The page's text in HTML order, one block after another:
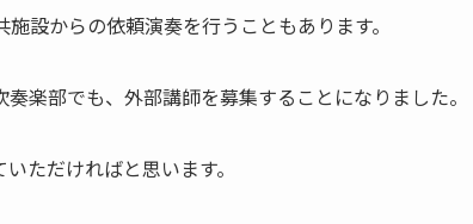
設からの依頼演奏を行うこともあります。
楽部でも、外部講師を募集することになりました。
ただければと思います。